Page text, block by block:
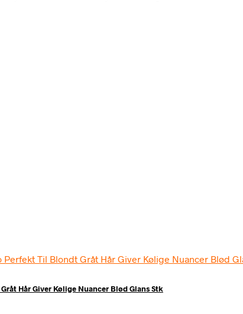
Hår Giver Kølige Nuancer Blød Glans Stk